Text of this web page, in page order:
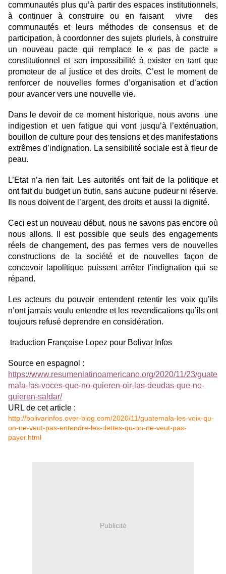
communautés plus qu’à partir des espaces institutionnels,
à continuer à construire ou en faisant vivre des
communautés et leurs méthodes de consensus et de
participation, à coordonner des sujets pluriels, à construire
un nouveau pacte qui remplace le « pas de pacte »
constitutionnel et son impossibilité à exister en tant que
promoteur de al justice et des droits. C’est le moment de
renforcer de nouvelles formes d’organisation et d’action
pour avancer vers une nouvelle vie.
Dans le devoir de ce moment historique, nous avons une
indigestion et uen fatigue qui vont jusqu’à l’exténuation,
bouillon de culture pour des tensions et des manifestations
extrêmes d’indignation. La sensibilité sociale est à fleur de
peau.
L’Etat n’a rien fait. Les autorités ont fait de la politique et
ont fait du budget un butin, sans aucune pudeur ni réserve.
Ils nous doivent de l’argent, des droits et aussi la dignité.
Ceci est un nouveau début, nous ne savons pas encore où
nous allons. Il est possible que seuls des engagements
réels de changement, des pas fermes vers de nouvelles
constructions de la société et de nouvelles façon de
concevoir lapolitique puissent arrêter l'indignation qui se
répand.
Les acteurs du pouvoir entendent retentir les voix qu’ils
n’ont jamais voulu entendre et les revendications qu’ils ont
toujours refusé deprendre en considération.
traduction Françoise Lopez pour Bolivar Infos
Source en espagnol :
https://www.resumenlatinoamericano.org/2020/11/23/guate
mala-las-voces-que-no-quieren-oir-las-deudas-que-no-
quieren-saldar/
URL de cet article :
http://bolivarinfos.over-blog.com/2020/11/guatemala-les-voix-qu-
on-ne-veut-pas-entendre-les-dettes-qu-on-ne-veut-pas-
payer.html
Publicité